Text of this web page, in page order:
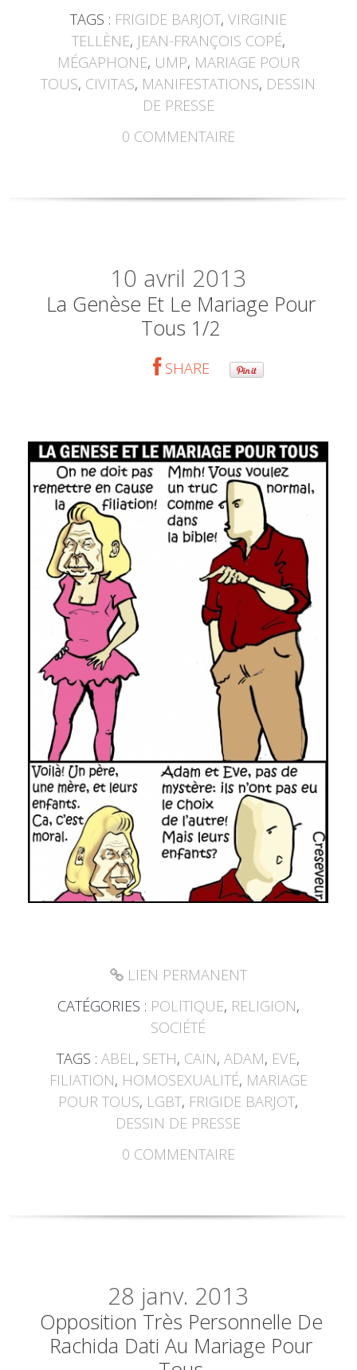
TAGS : FRIGIDE BARJOT, VIRGINIE
TELLÈNE, JEAN-FRANÇOIS COPÉ,
MÉGAPHONE, UMP, MARIAGE POUR
TOUS, CIVITAS, MANIFESTATIONS, DESSIN
DE PRESSE
0 COMMENTAIRE
10 avril 2013
La Genèse Et Le Mariage Pour
Tous 1/2
SHARE
LIEN PERMANENT
CATÉGORIES : POLITIQUE, RELIGION,
SOCIÉTÉ
TAGS :ABEL, SETH, CAÏN,ADAM, EVE,
FILIATION, HOMOSEXUALITÉ, MARIAGE
POUR TOUS, LGBT, FRIGIDE BARJOT,
DESSIN DE PRESSE
0 COMMENTAIRE
28 janv. 2013
Opposition Très Personnelle De
Rachida Dati Au Mariage Pour